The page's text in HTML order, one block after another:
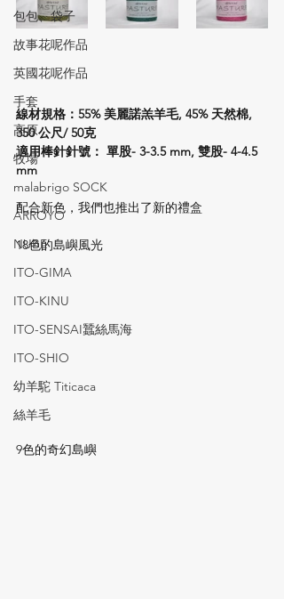
包包、袋子
故事花呢作品
英國花呢作品
手套
高原
牧場
malabrigo SOCK
ARROYO
NUBE
ITO-GIMA
ITO-KINU
ITO-SENSAI蠶絲馬海
ITO-SHIO
幼羊駝 Titicaca
絲羊毛
線材規格：55% 美麗諾羔羊毛, 45% 天然棉,
350 公尺/ 50克
適用棒針針號： 單股- 3-3.5 mm, 雙股- 4-4.5
mm
配合新色，我們也推出了新的禮盒
18色的島嶼風光
9色的奇幻島嶼